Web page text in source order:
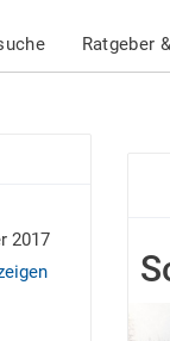
Ratgeber
2017